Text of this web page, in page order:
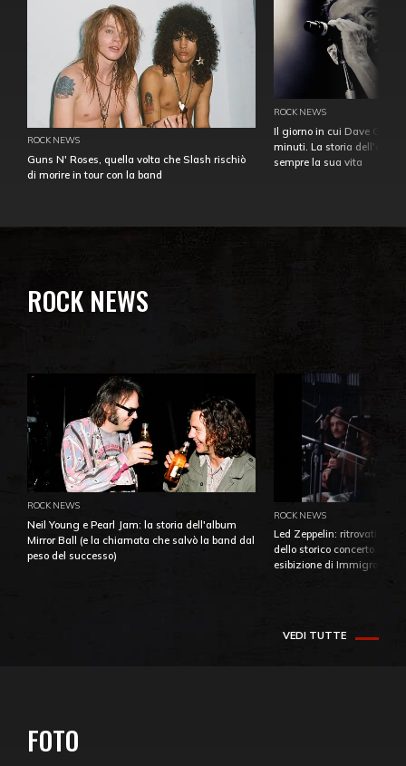
ROCK NEWS
Guns N' Roses, quella volta che Slash rischiò
di morire in tour con la band
ROCK NEWS
Il giorno in cui Dave
minuti. La storia
sempre la sua vita
ROCK NEWS
ROCK NEWS
Neil Young e Pearl Jam: la storia dell'album
Mirror Ball (e la chiamata che salvò la band dal
peso del successo)
ROCK NEWS
Led Zeppelin: ritrovati e
dello storico concerto di
esibizione di Immigrant
VEDI TUTTE
FOTO